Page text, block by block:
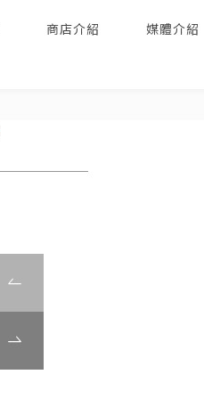
商店介紹 媒體介紹